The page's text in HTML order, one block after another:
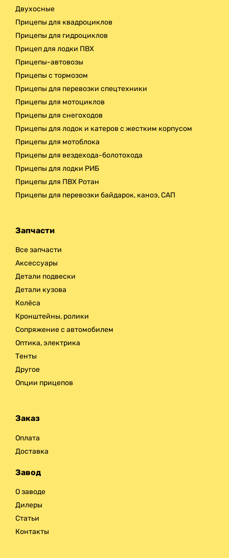
Двухосные
Прицепы для квадроциклов
Прицепы для гидроциклов
Прицеп для лодки ПВХ
Прицепы-автовозы
Прицепы с тормозом
Прицепы для перевозки спецтехники
Прицепы для мотоциклов
Прицепы для снегоходов
Прицепы для лодок и катеров с жестким корпусом
Прицепы для мотоблока
Прицепы для вездехода-болотохода
Прицепы для лодки РИБ
Прицепы для ПВХ Ротан
Прицепы для перевозки байдарок, каноэ, САП
Запчасти
Все запчасти
Аксессуары
Детали подвески
Детали кузова
Колёса
Кронштейны, ролики
Сопряжение с автомобилем
Оптика, электрика
Тенты
Другое
Опции прицепов
Заказ
Оплата
Доставка
Завод
О заводе
Дилеры
Статьи
Контакты